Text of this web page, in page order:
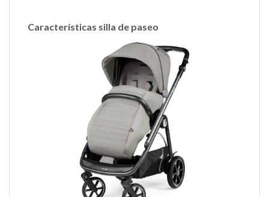
Características silla de paseo